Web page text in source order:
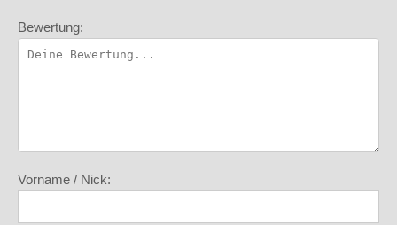
Bewertung:
Vorname / Nick: